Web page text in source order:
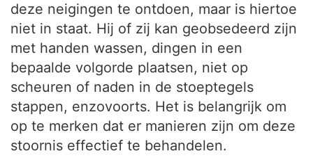
deze neigingen te ontdoen, maar is hiertoe
niet in staat. Hij of zij kan geobsedeerd zijn
met handen wassen, dingen in een
bepaalde volgorde plaatsen, niet op
scheuren of naden in de stoeptegels
stappen, enzovoorts. Het is belangrijk om
op te merken dat er manieren zijn om deze
stoornis effectief te behandelen.